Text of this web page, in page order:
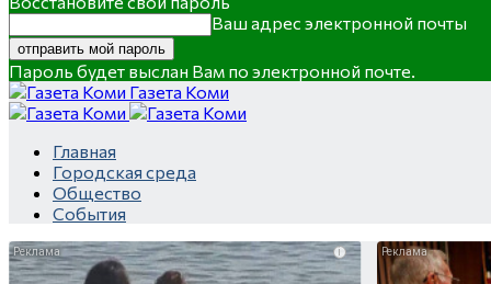
Ваш адрес электронной почты
Пароль будет выслан Вам по электронной почте.
Газета Коми
Главная
Городская среда
Общество
События
i